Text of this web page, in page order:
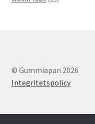
© Gummiapan 2026
Integritetspolicy